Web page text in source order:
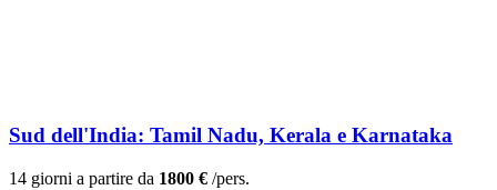
Sud dell'India: Tamil Nadu, Kerala e Karnataka
14 giorni a partire da 1800 € /pers.